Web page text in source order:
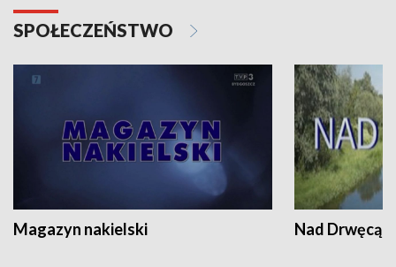
SPOŁECZEŃSTWO
Magazyn nakielski Nad Drwęcą